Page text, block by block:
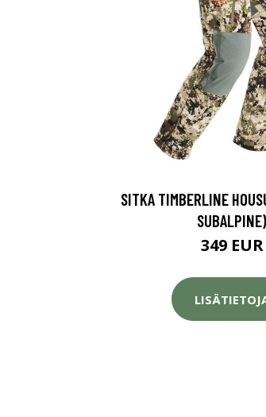
SITKA TIMBERLINE
SUBALPINE)
349 EUR